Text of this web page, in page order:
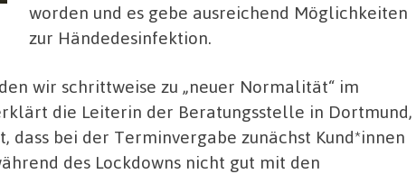
worden und es gebe ausreichend Möglichkeiten
zur Händedesinfektion.
wir schrittweise zu „neuer Normalität“ im
die Leiterin der Beratungsstelle in Dortmund,
dass bei der Terminvergabe zunächst Kund*innen
des Lockdowns nicht gut mit den